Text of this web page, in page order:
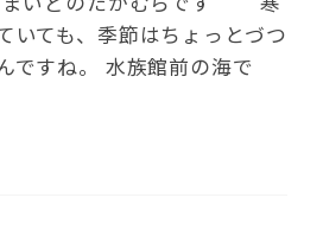
いても、季節はちょっとづつ
ですね。 水族館前の海で